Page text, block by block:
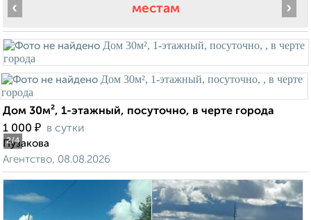
местам
2/4
‹ ›
Дом 30м², 1-этажный, посуточно, в черте города
1 000 ₽ в сутки
Пузакова
Агентство, 08.08.2026